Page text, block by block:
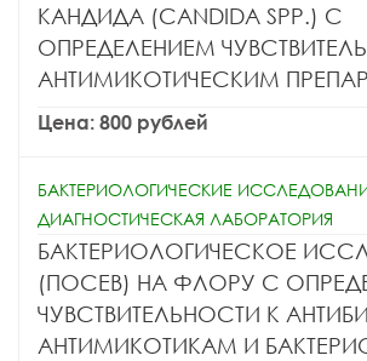
КАНДИДА (CANDIDA SPP.) С
ОПРЕДЕЛЕНИЕМ
АНТИМИКОТИЧЕСКИМ
Цена: 800 рублей
БАКТЕРИОЛОГИЧЕСКИЕ
ДИАГНОСТИЧЕСКАЯ ЛАБОРАТОРИЯ
БАКТЕРИОЛОГИЧЕСКОЕ
(ПОСЕВ) НА ФЛОРУ С
ЧУВСТВИТЕЛЬНОСТИ К
АНТИМИКОТИКАМ И